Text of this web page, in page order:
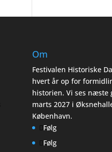
Om
Festivalen Historiske
hvert år op for
historien. Vi ses næste
marts 2027 i
København.
Følg
Følg